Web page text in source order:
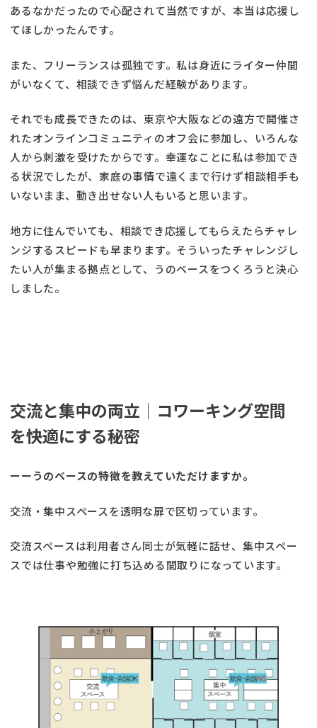
あるなかだったので心配されて当然ですが、本当は応援し
てほしかったんです。
また、フリーランスは孤独です。私は身近にライター仲間
がいなくて、相談できず悩んだ経験があります。
それでも成長できたのは、東京や大阪などの遠方で開催さ
れたオンラインコミュニティのオフ会に参加し、いろんな
人から刺激を受けたからです。幸運なことに私は参加でき
る状況でしたが、家庭の事情で遠くまで行けず相談相手も
いないまま、動き出せない人もいると思います。
地方に住んでいても、相談でき応援してもらえたらチャレ
ンジするスピードも早まります。そういったチャレンジし
たい人が集まる拠点として、うのベースをつくろうと決心
しました。
交流と集中の両立│コワーキング空間
を快適にする秘密
ーーうのベースの特徴を教えていただけますか。
交流・集中スペースを透明な扉で区切っています。
交流スペースは利用者さん同士が気軽に話せ、集中スペー
スでは仕事や勉強に打ち込める間取りになっています。